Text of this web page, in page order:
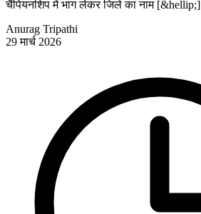
चैंपियनशिप में भाग लेकर जिले का नाम [&hellip;]
Anurag Tripathi
29 मार्च 2026